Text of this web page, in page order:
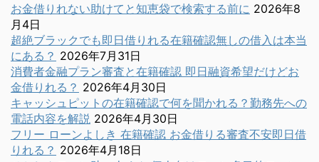
お金借りれない助けてと知恵袋で検索する前に 2026年8
月4日
超絶ブラックでも即日借りれる在籍確認無しの借入は本当
にある？ 2026年7月31日
消費者金融プラン審査と在籍確認 即日融資希望だけどお
金借りれる？ 2026年4月30日
キャッシュピットの在籍確認で何を聞かれる？勤務先への
電話内容を解説 2026年4月30日
フリー ローンよしき 在籍確認 お金借りる審査不安即日借
りれる？ 2026年4月18日